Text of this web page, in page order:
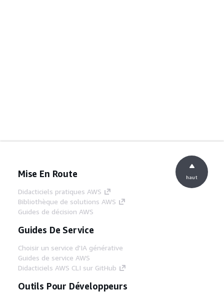
Mise En Route
Didacticiels pratiques AWS
Bibliothèque de solutions AWS
Guides de décision AWS
Guides De Service
Choisir un service d'IA générative
Guides de service AWS
Didacticiels AWS CLI sur GitHub
Outils Pour Développeurs
haut